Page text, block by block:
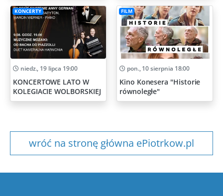
KONCERTY
niedz., 19 lipca 19:00
KONCERTOWE LATO W
KOLEGIACIE WOLBORSKIEJ
FILM
pon., 10 sierpnia 18:00
Kino Konesera "Historie
równoległe"
wróć na stronę główna ePiotrkow.pl